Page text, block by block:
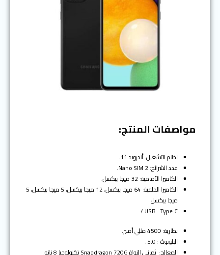
مواصفات المنتج:
نظام التشغيل: أندرويد 11.
عدد الشرائح: 2 Nano SIM.
الكاميرا الأمامية: 32 ميجا بيكسل.
الكاميرا الخلفية: 64 ميجا بيكسل، 12 ميجا بيكسل، 5 ميجا بيكسل، 5
ميجا بيكسل.
USB . Type C /.
بطارية: 4500 مللي أمبير.
البلوتوث : 5.0 .
المعالج: ثماني النواة Snapdragon 720G تكنولوجيا 8 نانو.